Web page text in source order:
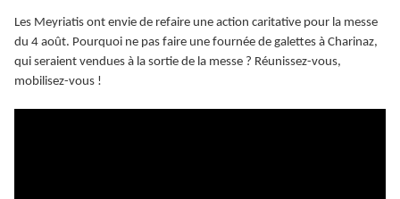
Les Meyriatis ont envie de refaire une action caritative pour la messe
du 4 août. Pourquoi ne pas faire une fournée de galettes à Charinaz,
qui seraient vendues à la sortie de la messe ? Réunissez-vous,
mobilisez-vous !